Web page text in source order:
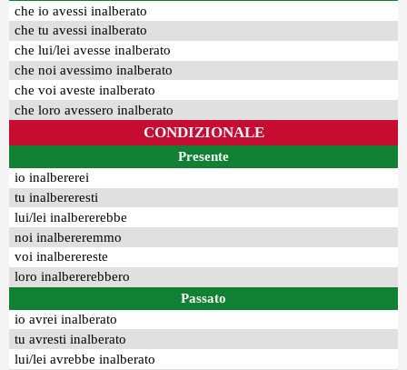
che io avessi inalberato
che tu avessi inalberato
che lui/lei avesse inalberato
che noi avessimo inalberato
che voi aveste inalberato
che loro avessero inalberato
CONDIZIONALE
Presente
io inalbererei
tu inalbereresti
lui/lei inalbererebbe
noi inalbereremmo
voi inalberereste
loro inalbererebbero
Passato
io avrei inalberato
tu avresti inalberato
lui/lei avrebbe inalberato